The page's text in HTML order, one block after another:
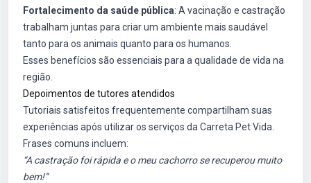
Fortalecimento da saúde pública: A vacinação e castração
trabalham juntas para criar um ambiente mais saudável
tanto para os animais quanto para os humanos.
Esses benefícios são essenciais para a qualidade de vida na
região.
Depoimentos de tutores atendidos
Tutoriais satisfeitos frequentemente compartilham suas
experiências após utilizar os serviços da Carreta Pet Vida.
Frases comuns incluem:
“A castração foi rápida e o meu cachorro se recuperou muito
bem!”